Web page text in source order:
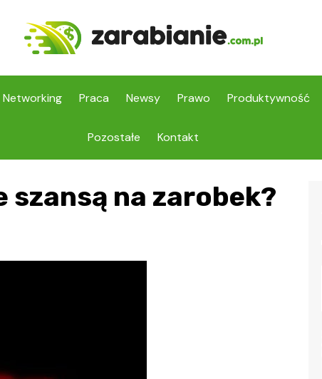
Networking Praca Newsy Prawo Produktywność
Pozostałe Kontakt
szansą na zarobek?